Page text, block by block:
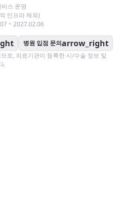
스 운영
인프라 제외)
~ 2027.02.06
병원 입점 문의arrow_right
로, 의료기관이 등록한 시/수술 정보 및
.